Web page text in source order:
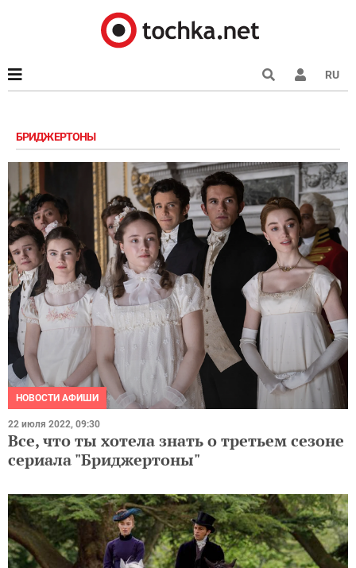
RU
БРИДЖЕРТОНЫ
НОВОСТИ АФИШИ
22 июля 2022, 09:30
Все, что ты хотела знать о третьем сезоне
сериала "Бриджертоны"